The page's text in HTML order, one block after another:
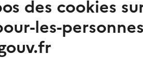
Soins palliatifs
services de soins
des cookies
les-